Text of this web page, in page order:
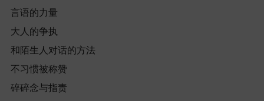
言语的力量
大人的争执
和陌生人对话的方法
不习惯被称赞
碎碎念与指责